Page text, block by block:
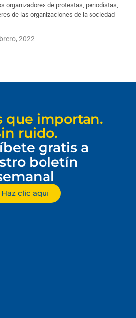
organizadores de protestas, periodistas,
de las organizaciones de la sociedad
2022
que importan.
ruido.
gratis a
boletín
Haz clic aquí